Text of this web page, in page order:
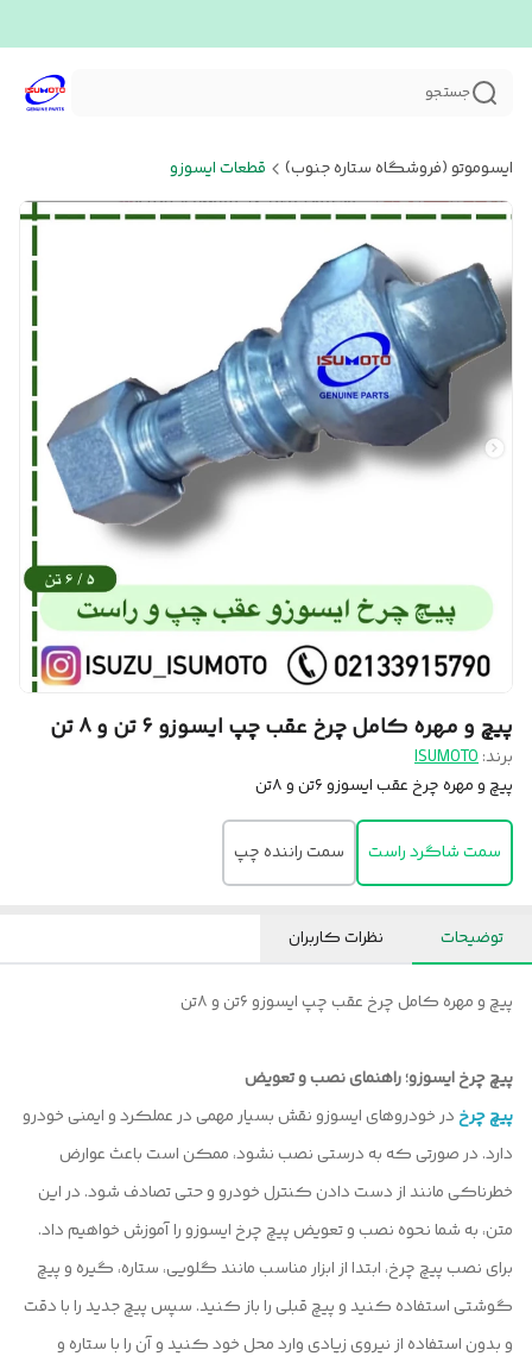
جستجو
ایسوموتو (فروشگاه ستاره جنوب) قطعات ایسوزو
پیچ و مهره کامل چرخ عقب چپ ایسوزو ۶ تن و ۸ تن
برند:ISUMOTO
پیچ و مهره چرخ عقب ایسوزو ۶تن و ۸تن
سمت شاگرد راست سمت راننده چپ
توضیحات نظرات کاربران
پیچ و مهره کامل چرخ عقب چپ ایسوزو ۶تن و ۸تن
پیچ چرخ ایسوزو؛ راهنمای نصب و تعویض
پیچ چرخدر خودروهای ایسوزو نقش بسیار مهمی در عملکرد و ایمنی خودرو
دارد. در صورتی که به درستی نصب نشود، ممکن است باعث عوارض
خطرناکی مانند از دست دادن کنترل خودرو و حتی تصادف شود. در این
متن، به شما نحوه نصب و تعویض پیچ چرخ ایسوزو را آموزش خواهیم داد.
برای نصب پیچ چرخ، ابتدا از ابزار مناسب مانند گلویی، ستاره، گیره و پیچ
گوشتی استفاده کنید و پیچ قبلی را باز کنید. سپس پیچ جدید را با دقت
و بدون استفاده از نیروی زیادی وارد محل خود کنید و آن را با ستاره و